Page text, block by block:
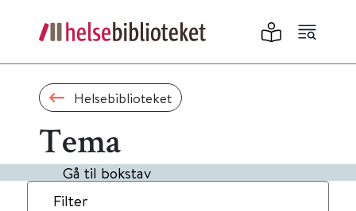
Helsebiblioteket
Tema
Gå til bokstav
Filter